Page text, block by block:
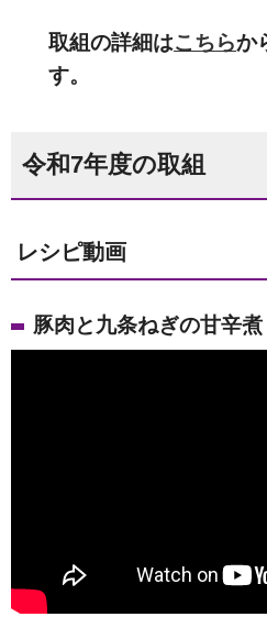
取組の詳細はこちらか
す。
令和7年度の取組
レシピ動画
豚肉と九条ねぎの甘辛煮